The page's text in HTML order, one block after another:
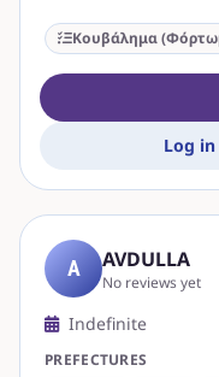
Log
A AVDULLA
No reviews yet
Indefinite
PREFECTURES